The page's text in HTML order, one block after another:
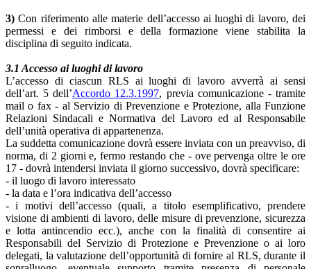
3) Con riferimento alle materie dell’accesso ai luoghi di lavoro, dei
permessi e dei rimborsi e della formazione viene stabilita la
disciplina di seguito indicata.
3.1 Accesso ai luoghi di lavoro
L’accesso di ciascun RLS ai luoghi di lavoro avverrà ai sensi
dell’art. 5 dell’Accordo 12.3.1997, previa comunicazione - tramite
mail o fax - al Servizio di Prevenzione e Protezione, alla Funzione
Relazioni Sindacali e Normativa del Lavoro ed al Responsabile
dell’unità operativa di appartenenza.
La suddetta comunicazione dovrà essere inviata con un preavviso, di
norma, di 2 giorni e, fermo restando che - ove pervenga oltre le ore
17 - dovrà intendersi inviata il giorno successivo, dovrà specificare:
- il luogo di lavoro interessato
- la data e l’ora indicativa dell’accesso
- i motivi dell’accesso (quali, a titolo esemplificativo, prendere
visione di ambienti di lavoro, delle misure di prevenzione, sicurezza
e lotta antincendio ecc.), anche con la finalità di consentire ai
Responsabili del Servizio di Protezione e Prevenzione o ai loro
delegati, la valutazione dell’opportunità di fornire al RLS, durante il